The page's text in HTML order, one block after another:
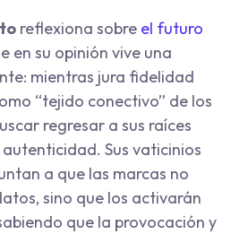
reflexiona sobre el futuro
en su opinión vive una
mientras jura fidelidad
“tejido conectivo” de los
regresar a sus raíces
Sus vaticinios
a que las marcas no
sino que los activarán
que la provocación y